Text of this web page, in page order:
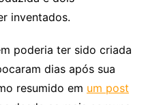
inventados.
poderia ter sido criada
dias após sua
resumido em um post